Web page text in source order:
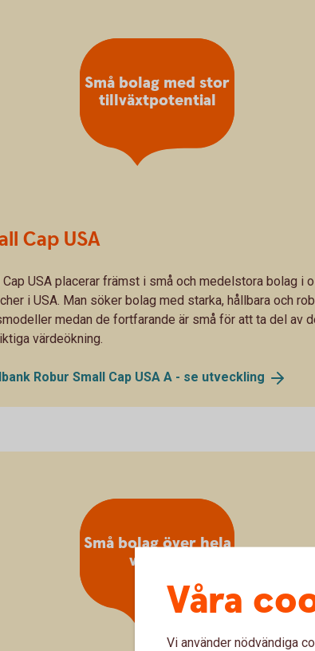
Cap USA
Cap USA placerar främst i små och medelstora bolag i
i USA. Man söker bolag med starka, hållbara och
medan de fortfarande är små för att ta del av
värdeökning.
Robur Small Cap USA A - se utveckling
Små bolag med stor
tillväxtpotential
Små bolag över hela
världen
Våra
Vi använder nödvändiga